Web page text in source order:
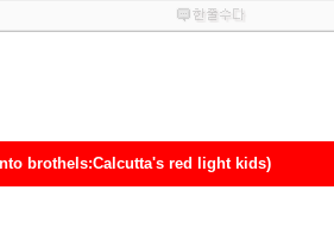
brothels:Calcutta's red light kids)